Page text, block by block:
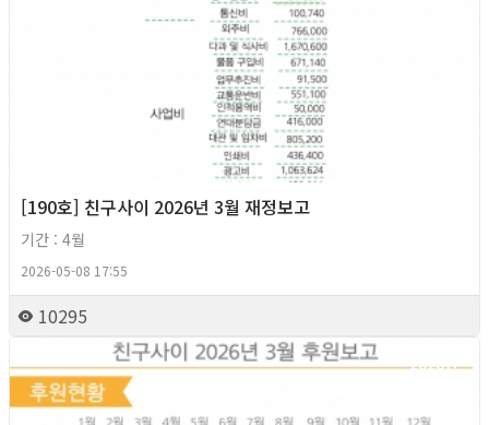
[190호] 친구사이 2026년 3월 재정보고
기간 : 4월
2026-05-08 17:55
10295
2026년